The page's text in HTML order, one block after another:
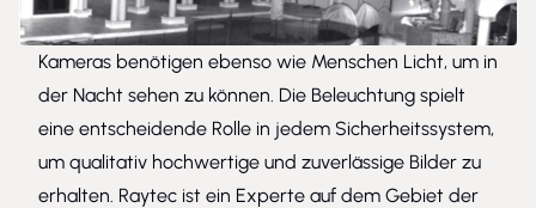
Kameras benötigen ebenso wie Menschen Licht, um in
der Nacht sehen zu können. Die Beleuchtung spielt
eine entscheidende Rolle in jedem Sicherheitssystem,
um qualitativ hochwertige und zuverlässige Bilder zu
erhalten. Raytec ist ein Experte auf dem Gebiet der